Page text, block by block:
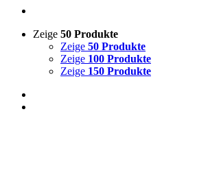
Zeige 50 Produkte
Zeige 50 Produkte
Zeige 100 Produkte
Zeige 150 Produkte